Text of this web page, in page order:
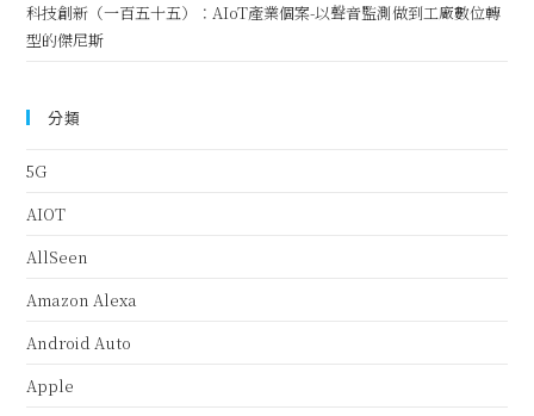
科技創新（一百五十五）：AIoT產業個案-以聲音監測做到工廠數位轉
型的傑尼斯
分類
5G
AIOT
AllSeen
Amazon Alexa
Android Auto
Apple